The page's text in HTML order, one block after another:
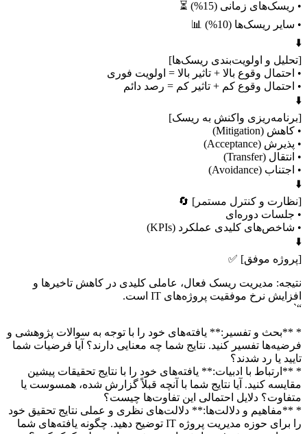
• ریسک‌های زمانی (15%) ⏳
• سایر ریسک‌ها (10%) 📊
⬇️
[تحلیل و اولویت‌بندی ریسک‌ها]
• احتمال وقوع بالا + تاثیر بالا = اولویت فوری
• احتمال وقوع کم + تاثیر کم = رصد دائم
⬇️
[برنامه‌ریزی واکنش به ریسک]
• کاهش (Mitigation)
• پذیرش (Acceptance)
• انتقال (Transfer)
• اجتناب (Avoidance)
⬇️
[نظارت و کنترل مستمر] 🔄
• جلسات دوره‌ای
• شاخص‌های کلیدی عملکرد (KPIs)
⬇️
[پروژه موفق] ✅
نتیجه: مدیریت ریسک فعال، عاملی کلیدی در کاهش تاخیرها و
افزایش نرخ موفقیت پروژه‌های IT است.
“`
* **بحث و تفسیر:** یافته‌های خود را با توجه به سوالات پژوهشی و
فرضیه‌ها تفسیر کنید. نتایج شما چه معنایی دارند؟ آیا فرضیات شما
تایید یا رد شدند؟
* **ارتباط با ادبیات:** یافته‌های خود را با نتایج تحقیقات پیشین
مقایسه کنید. آیا نتایج شما با آنچه قبلاً گزارش شده، همسوست یا
متفاوت؟ دلایل احتمالی این تفاوت‌ها چیست؟
* **مفاهیم و دلالت‌ها:** دلالت‌های نظری و عملی نتایج تحقیق خود
را برای حوزه مدیریت پروژه IT توضیح دهید. چگونه یافته‌های شما